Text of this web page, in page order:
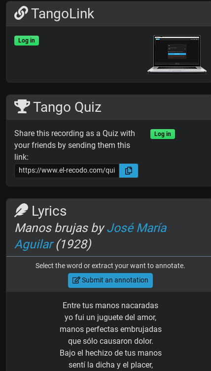
TangoLink
Log in
Tango Quiz
Share this recording as a Quiz with
your friends by sending them this
link:
Log in
Lyrics
Manos brujas byJosé María
Aguilar(1928)
Select the word or extract your want to annotate.
Submit an annotation
Entre tus manos nacaradas
yo fui un juguete del amor,
manos perfectas embrujadas
que sólo causaron dolor.
Bajo el hechizo de tus manos
sentí la dicha y el placer,